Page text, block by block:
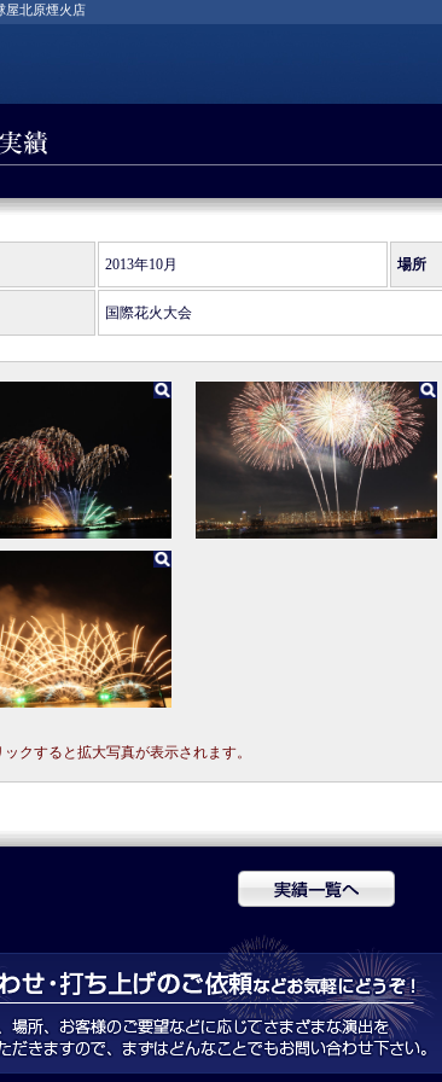
屋北原煙火店
2013年10月 場所
国際花火大会
クすると拡大写真が表示されます。